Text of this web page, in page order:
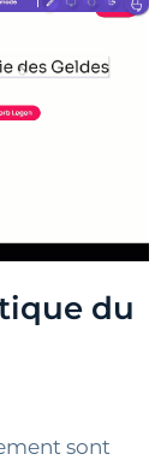
du
sont